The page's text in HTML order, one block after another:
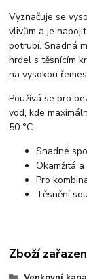
Vyznačuje se
vlivům a je
potrubí. Snadná
hrdel s těsnícím
na vysokou
Používá se pro
vod, kde
50 °C.
Snadné
Okamžitá
Pro
Těsnění
Zboží